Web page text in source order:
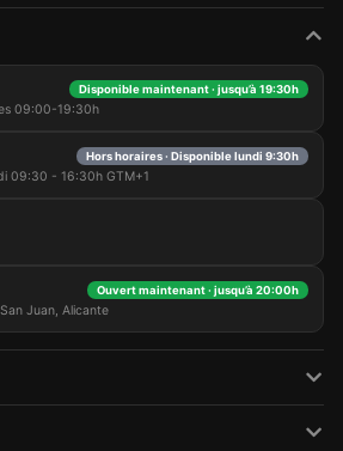
Disponible maintenant · jusqu’à 19:30h
09:00-19:30h
Hors horaires · Disponible lundi 9:30h
09:30 - 16:30h GTM+1
Ouvert maintenant · jusqu’à 20:00h
Juan, Alicante